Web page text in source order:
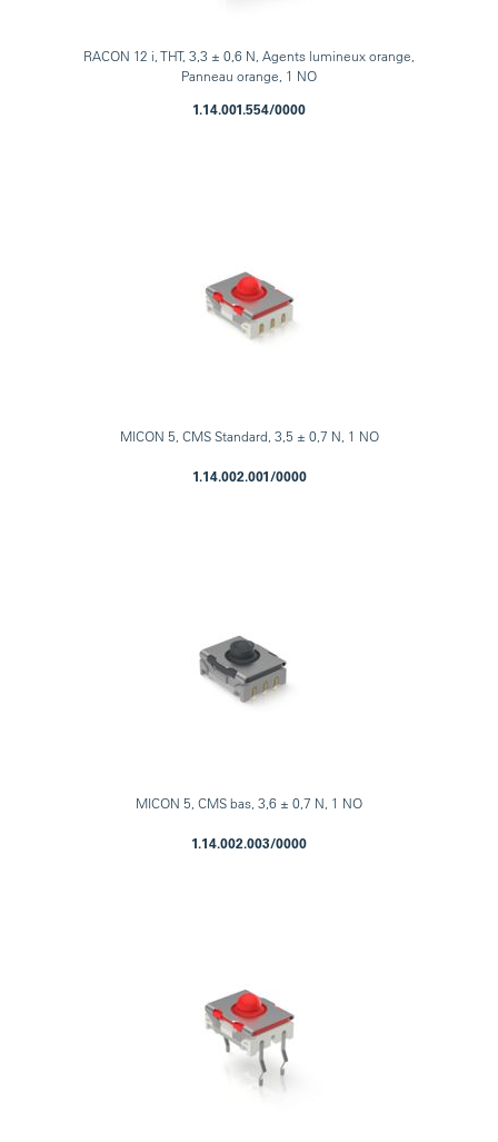
RACON 12 i, THT, 3,3 ± 0,6 N, Agents lumineux orange,
Panneau orange, 1 NO
1.14.001.554/0000
MICON 5, CMS Standard, 3,5 ± 0,7 N, 1 NO
1.14.002.001/0000
MICON 5, CMS bas, 3,6 ± 0,7 N, 1 NO
1.14.002.003/0000